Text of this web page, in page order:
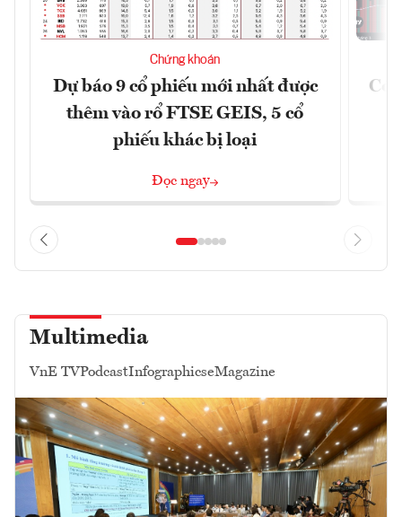
Chứng khoán
Dự báo 9 cổ phiếu mới nhất được
thêm vào rổ FTSE GEIS, 5 cổ
phiếu khác bị loại
Đọc ngay
Có
Multimedia
VnE TVPodcastInfographicseMagazine